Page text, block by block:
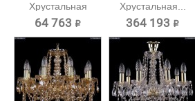
Хрустальная
подвесная...
64 763 ₽
Хрустальная...
364 193 ₽